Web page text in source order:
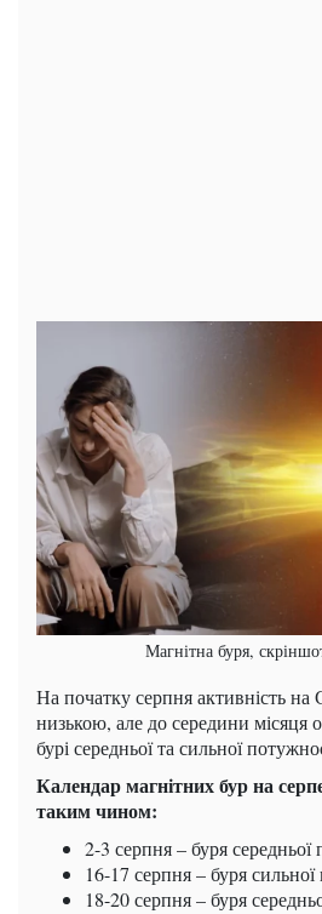
Магнітна буря,
На початку серпня активність на
низькою, але до середини місяця
бурі середньої та сильної
Календар магнітних бур на
таким чином:
2-3 серпня – буря середньої
16-17 серпня – буря
18-20 серпня – буря